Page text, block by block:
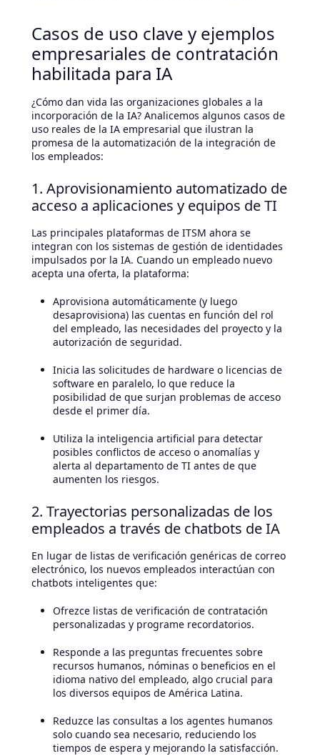
Casos de uso clave y ejemplos
empresariales de contratación
habilitada para IA
¿Cómo dan vida las organizaciones globales a la
incorporación de la IA? Analicemos algunos casos de
uso reales de la IA empresarial que ilustran la
promesa de la automatización de la integración de
los empleados:
1. Aprovisionamiento automatizado de
acceso a aplicaciones y equipos de TI
Las principales plataformas de ITSM ahora se
integran con los sistemas de gestión de identidades
impulsados por la IA. Cuando un empleado nuevo
acepta una oferta, la plataforma:
Aprovisiona automáticamente (y luego
desaprovisiona) las cuentas en función del rol
del empleado, las necesidades del proyecto y la
autorización de seguridad.
Inicia las solicitudes de hardware o licencias de
software en paralelo, lo que reduce la
posibilidad de que surjan problemas de acceso
desde el primer día.
Utiliza la inteligencia artificial para detectar
posibles conflictos de acceso o anomalías y
alerta al departamento de TI antes de que
aumenten los riesgos.
2. Trayectorias personalizadas de los
empleados a través de chatbots de IA
En lugar de listas de verificación genéricas de correo
electrónico, los nuevos empleados interactúan con
chatbots inteligentes que:
Ofrezce listas de verificación de contratación
personalizadas y programe recordatorios.
Responde a las preguntas frecuentes sobre
recursos humanos, nóminas o beneficios en el
idioma nativo del empleado, algo crucial para
los diversos equipos de América Latina.
Reduzce las consultas a los agentes humanos
solo cuando sea necesario, reduciendo los
tiempos de espera y mejorando la satisfacción.